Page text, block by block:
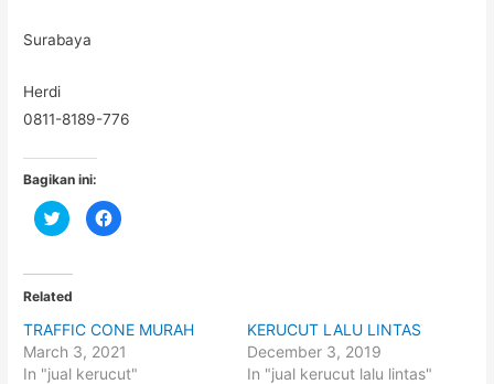
Surabaya
Herdi
0811-8189-776
Bagikan ini:
C
l
t
o
s
h
a
r
e
o
C
l
h
a
r
e
o
Related
TRAFFIC CONE MURAH
March 3, 2021
In "jual kerucut"
KERUCUT LALU LINTAS
December 3, 2019
In "jual kerucut lalu lintas"